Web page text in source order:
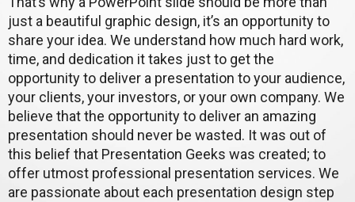
just a beautiful graphic design, it’s an opportunity to
share your idea. We understand how much hard work,
time, and dedication it takes just to get the
opportunity to deliver a presentation to your audience,
your clients, your investors, or your own company. We
believe that the opportunity to deliver an amazing
presentation should never be wasted. It was out of
this belief that Presentation Geeks was created; to
offer utmost professional presentation services. We
are passionate about each presentation design step